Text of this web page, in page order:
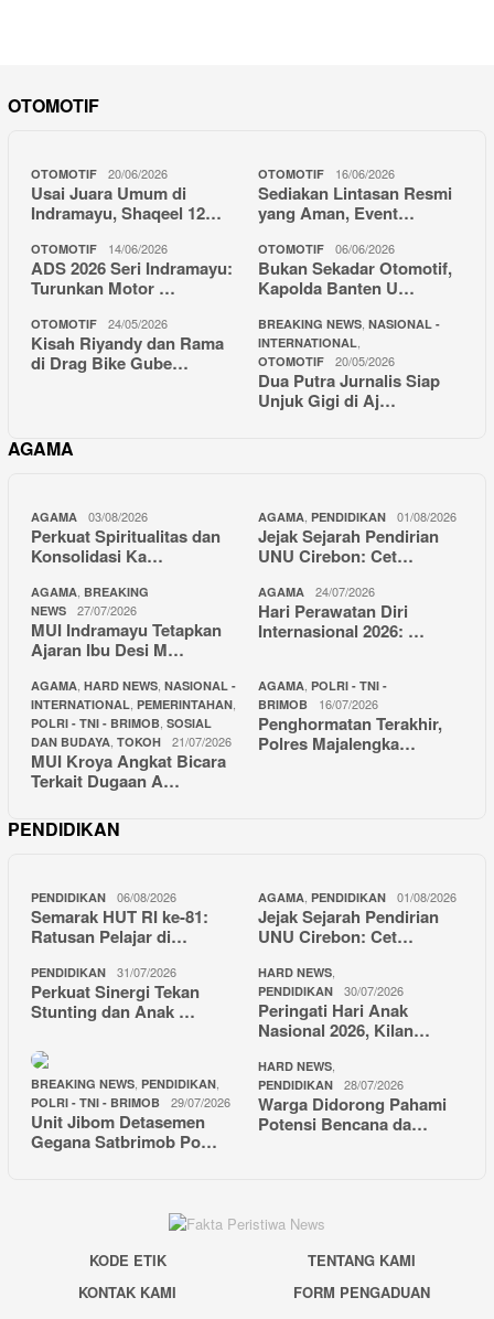
OTOMOTIF
OTOMOTIF 20/06/2026
Usai Juara Umum di
Indramayu, Shaqeel 12…
OTOMOTIF 16/06/2026
Sediakan Lintasan Resmi
yang Aman, Event…
OTOMOTIF 14/06/2026
ADS 2026 Seri Indramayu:
Turunkan Motor …
OTOMOTIF 06/06/2026
Bukan Sekadar Otomotif,
Kapolda Banten U…
OTOMOTIF 24/05/2026
Kisah Riyandy dan Rama
di Drag Bike Gube…
BREAKING NEWS, NASIONAL -
INTERNATIONAL,
OTOMOTIF 20/05/2026
Dua Putra Jurnalis Siap
Unjuk Gigi di Aj…
AGAMA
AGAMA 03/08/2026
Perkuat Spiritualitas dan
Konsolidasi Ka…
AGAMA, PENDIDIKAN 01/08/2026
Jejak Sejarah Pendirian
UNU Cirebon: Cet…
AGAMA, BREAKING
NEWS
27/07/2026
MUI Indramayu Tetapkan
Ajaran Ibu Desi M…
AGAMA 24/07/2026
Hari Perawatan Diri
Internasional 2026: …
AGAMA, HARD NEWS, NASIONAL -
INTERNATIONAL, PEMERINTAHAN,
POLRI - TNI - BRIMOB, SOSIAL
DAN BUDAYA, TOKOH 21/07/2026
MUI Kroya Angkat Bicara
Terkait Dugaan A…
AGAMA, POLRI - TNI -
BRIMOB
16/07/2026
Penghormatan Terakhir,
Polres Majalengka…
PENDIDIKAN
PENDIDIKAN 06/08/2026
Semarak HUT RI ke-81:
Ratusan Pelajar di…
AGAMA, PENDIDIKAN 01/08/2026
Jejak Sejarah Pendirian
UNU Cirebon: Cet…
PENDIDIKAN 31/07/2026
Perkuat Sinergi Tekan
Stunting dan Anak …
HARD NEWS,
PENDIDIKAN 30/07/2026
Peringati Hari Anak
Nasional 2026, Kilan…
BREAKING NEWS, PENDIDIKAN,
POLRI - TNI - BRIMOB 29/07/2026
Unit Jibom Detasemen
Gegana Satbrimob Po…
HARD NEWS,
PENDIDIKAN 28/07/2026
Warga Didorong Pahami
Potensi Bencana da…
KODE ETIK
TENTANG KAMI
KONTAK KAMI
FORM PENGADUAN